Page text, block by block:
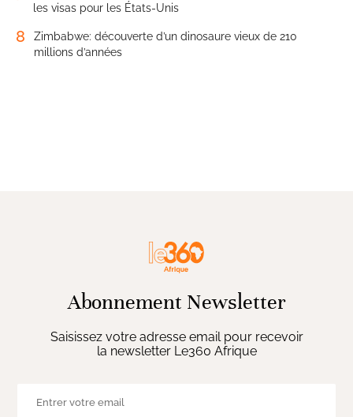
les visas pour les États-Unis
8
Zimbabwe: découverte d’un dinosaure vieux de 210
millions d’années
Abonnement Newsletter
Saisissez votre adresse email pour recevoir
la newsletter Le360 Afrique